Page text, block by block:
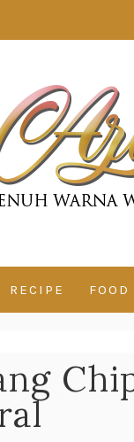
RECIPE FOOD